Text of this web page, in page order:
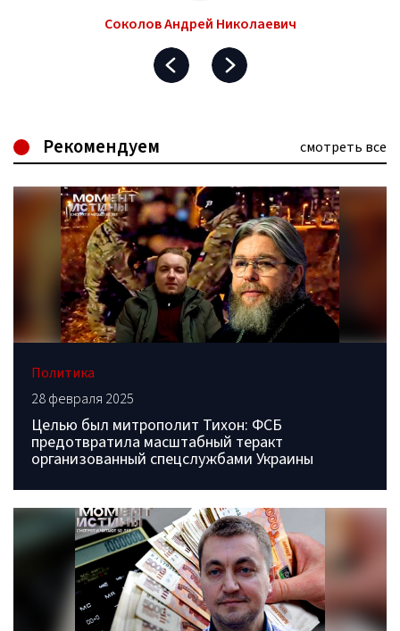
Соколов Андрей Николаевич
Рекомендуем смотреть все
Политика
28 февраля 2025
Целью был митрополит Тихон: ФСБ
предотвратила масштабный теракт
организованный спецслужбами Украины